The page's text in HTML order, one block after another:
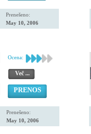
Prenešeno:
May 10, 2006
Ocena:
Več ...
PRENOS
Prenešeno:
May 10, 2006